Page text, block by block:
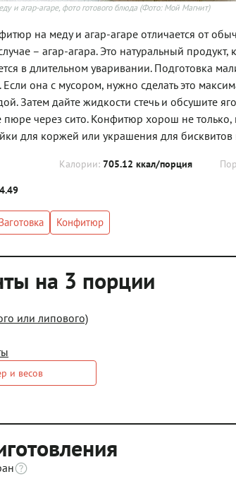
и агар-агаре, фото готового блюда (Фото: Мой Магнит)
на меду и агар-агаре отличается от
– агар-агара. Это натуральный
в длительном уваривании. Подготовка
Если она с мусором, нужно сделать это
Затем дайте жидкости стечь и обсушите
через сито. Конфитюр хорош не только,
для коржей или украшения для бисквитов
Калории: 705.12 ккал/порция
Конфитюр
на 3 порции
или липового)
и весов